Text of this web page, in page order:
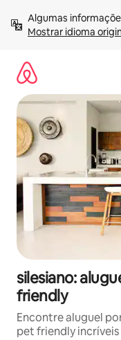
para
Mostrar idioma
silesiano:
friendly
Encontre aluguel
pet friendly incríveis